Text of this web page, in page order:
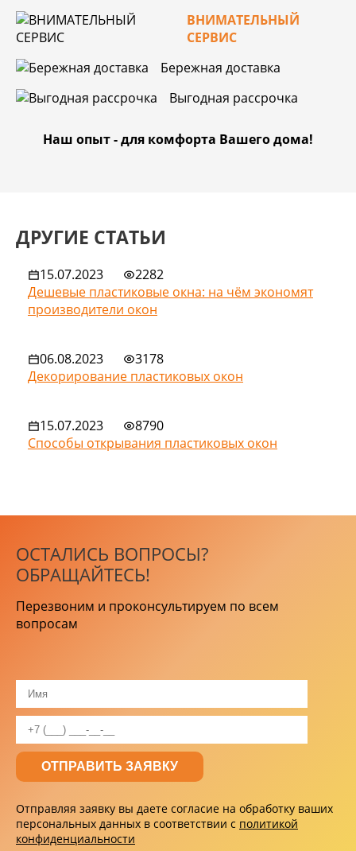
ВНИМАТЕЛЬНЫЙ
СЕРВИС
Бережная доставка
Выгодная рассрочка
Наш опыт - для комфорта Вашего дома!
ДРУГИЕ СТАТЬИ
15.07.2023
2282
Дешевые пластиковые окна: на чём экономят
производители окон
06.08.2023
3178
Декорирование пластиковых окон
15.07.2023
8790
Способы открывания пластиковых окон
ОСТАЛИСЬ ВОПРОСЫ?
ОБРАЩАЙТЕСЬ!
Перезвоним и проконсультируем по всем
вопросам
Отправляя заявку вы даете согласие на обработку ваших
персональных данных в соответствии с политикой
конфиденциальности